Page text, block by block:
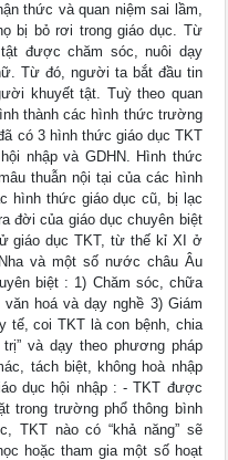
thức và quan niệm sai lầm,
bị bỏ rơi trong giáo dục. Từ
được chăm sóc, nuôi dạy
Từ đó, người ta bắt đầu tin
khuyết tật. Tuỳ theo quan
thành các hình thức trường
có 3 hình thức giáo dục TKT
nhập và GDHN. Hình thức
thuẫn nội tại của các hình
hình thức giáo dục cũ, bị lạc
đời của giáo dục chuyên biệt
giáo dục TKT, từ thế kỉ XI ở
và một số nước châu Âu
biệt : 1) Chăm sóc, chữa
hoá và dạy nghề 3) Giám
tế, coi TKT là con bệnh, chia
và dạy theo phương pháp
tách biệt, không hoà nhập
dục hội nhập : - TKT được
trong trường phổ thông bình
TKT nào có “khả năng” sẽ
hoặc tham gia một số hoạt